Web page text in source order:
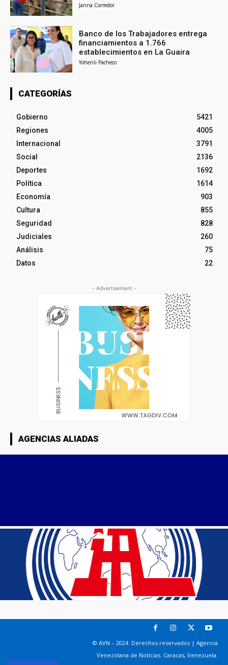
Janna Corredor
Banco de los Trabajadores entrega
financiamientos a 1.766
establecimientos en La Guaira
Yohenli Pacheco
CATEGORÍAS
Gobierno
5421
Regiones
4005
Internacional
3791
Social
2136
Deportes
1692
Política
1614
Economía
903
Cultura
855
Seguridad
828
Judiciales
260
Análisis
75
Datos
22
- Advertisement -
AGENCIAS ALIADAS
© AVN – 2024. Derechos reservados | Agencia
Venezolana de Noticias. Caracas, Venezuela.